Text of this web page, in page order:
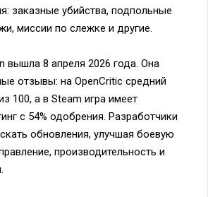
заказные убийства, подпольные
миссии по слежке и другие.
вышла 8 апреля 2026 года. Она
отзывы: на OpenCritic средний
100, а в Steam игра имеет
с 54% одобрения. Разработчики
обновления, улучшая боевую
производительность и